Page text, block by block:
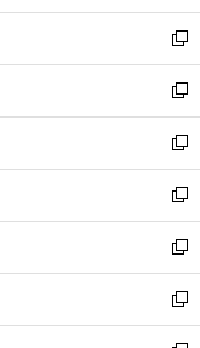
開
く
ウ
で
開
く
ン
ド
ウ
で
開
く
ウ
ィ
ン
ド
ウ
で
開
く
新
し
い
ウ
ィ
ン
ド
ウ
で
開
く
新
し
い
ウ
ィ
ン
ド
ウ
で
開
新
し
い
ウ
ィ
ン
ド
ウ
新
し
い
ウ
ィ
ン
新
し
い
ウ
新
し